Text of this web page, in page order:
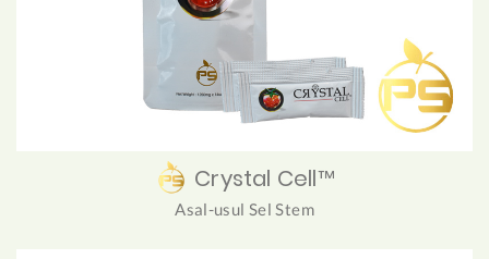
Crystal Cell™
Asal-usul Sel Stem